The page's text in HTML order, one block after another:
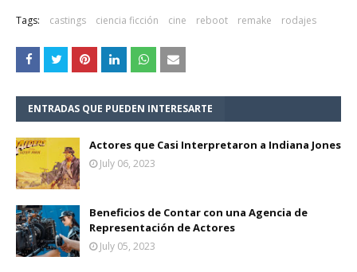
Tags: castings ciencia ficción cine reboot remake rodajes
ENTRADAS QUE PUEDEN INTERESARTE
Actores que Casi Interpretaron a Indiana Jones
July 06, 2023
Beneficios de Contar con una Agencia de
Representación de Actores
July 05, 2023